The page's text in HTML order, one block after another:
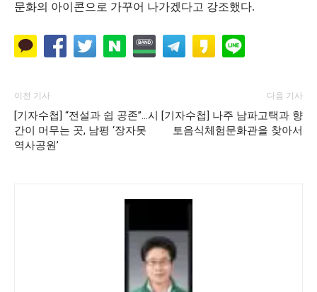
문화의 아이콘으로 가꾸어 나가겠다고 강조했다.
이전 기사
[기자수첩] “전설과 쉽 공존”…시
간이 머무는 곳, 남평 ‘장자못
역사공원’
다음 기사
[기자수첩] 나주 남파고택과 향
토음식체험문화관을 찾아서